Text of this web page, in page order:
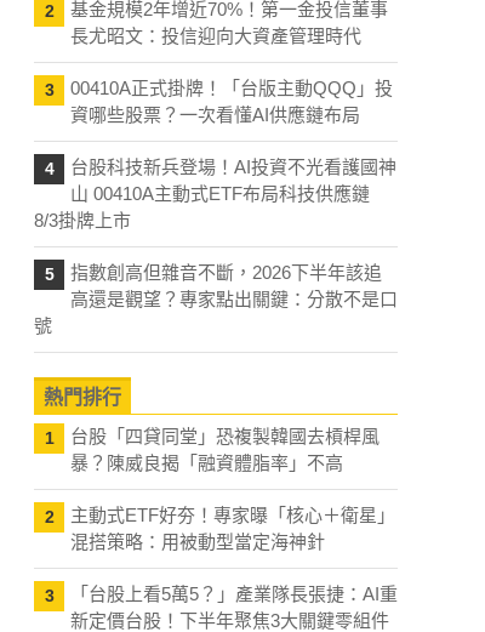
2
基金規模2年增近70%！第一金投信董事
長尤昭文：投信迎向大資產管理時代
3
00410A正式掛牌！「台版主動QQQ」投
資哪些股票？一次看懂AI供應鏈布局
4
台股科技新兵登場！AI投資不光看護國神
山 00410A主動式ETF布局科技供應鏈
8/3掛牌上市
5
指數創高但雜音不斷，2026下半年該追
高還是觀望？專家點出關鍵：分散不是口
號
熱門排行
1
台股「四貸同堂」恐複製韓國去槓桿風
暴？陳威良揭「融資體脂率」不高
2
主動式ETF好夯！專家曝「核心＋衛星」
混搭策略：用被動型當定海神針
3
「台股上看5萬5？」產業隊長張捷：AI重
新定價台股！下半年聚焦3大關鍵零組件